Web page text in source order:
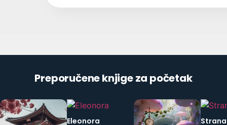
Preporučene knjige za početak
Eleonora